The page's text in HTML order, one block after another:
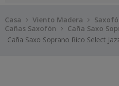
Casa Viento Madera
Cañas Saxofón
Caña Saxo
Caña Saxo Soprano Rico Select